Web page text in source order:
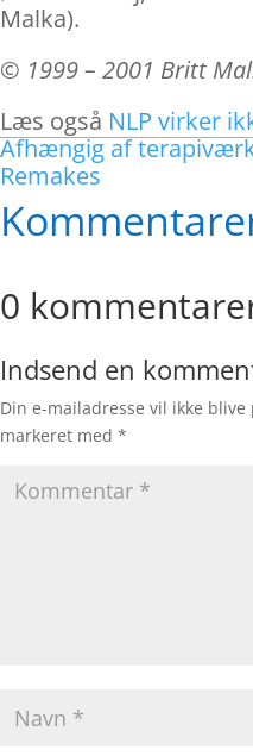
Malka).
© 1999 – 2001 Britt
Læs også NLP virker
Afhængig af
Remakes
0
Indsend en
Din e-mailadresse vil ikke
markeret med *